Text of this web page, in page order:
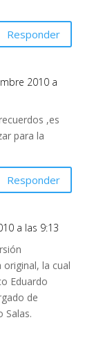
Responder
2010 a
,es
para la
Responder
a las 9:13
la cual
Eduardo
de
Salas.